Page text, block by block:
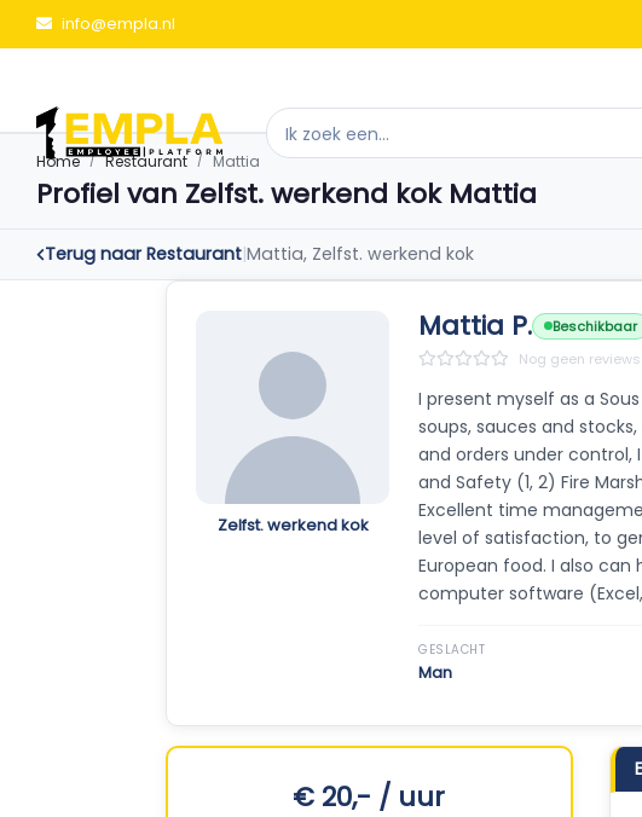
info@empla.nl
Home Restaurant Mattia
Profiel van Zelfst. werkend kok Mattia
Terug naar Restaurant|Mattia, Zelfst. werkend kok
Zelfst. werkend kok
Mattia P.
Beschikbaar
Nog geen reviews
I present myself as a
soups, sauces and
and orders under control,
and Safety (1, 2) Fire
Excellent time
level of satisfaction, to
European food. I also
computer software
GESLACHT
Man
€ 20,- / uur